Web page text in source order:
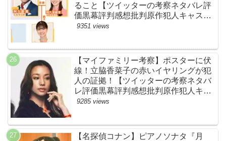
ること【ツイッターの考察ネタバレ評
価黒幕評判感想批判原作犯人キャスト
脚本あらすじ伏線まとめ】
9351 views
【マイファミリー考察】ポスターに伏
線！立脇香菜子の赤いイヤリングが犯
人の証拠！【ツイッターの考察ネタバ
レ評価黒幕評判感想批判原作犯人キャ
スト脚本あらすじ伏線まとめ・高橋メ
9285 views
【名探偵コナン】ピアノソナタ『月